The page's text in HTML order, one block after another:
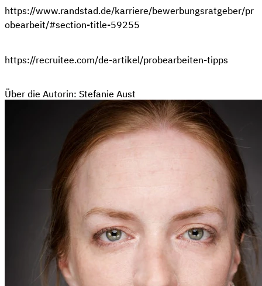
https://www.randstad.de/karriere/bewerbungsratgeber/pr
obearbeit/#section-title-59255
https://recruitee.com/de-artikel/probearbeiten-tipps
Über die Autorin: Stefanie Aust